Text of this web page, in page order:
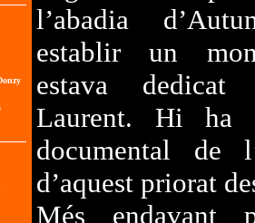
l’abadia
establir un
estava
Laurent. Hi ha
documental de
d’aquest priorat
Més endavant